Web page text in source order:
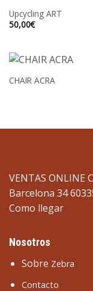
Upcycling ART
50,00€
CHAIR ACRA
VENTAS ONLINE
Barcelona 34
Como llegar
Nosotros
Sobre Zebra
Contacto